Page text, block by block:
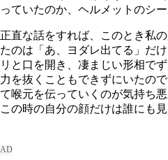
っていたのか、ヘルメットのシ
正直な話をすれば、このとき私
たのは「あ、ヨダレ出てる」だ
リと口を開き、凄まじい形相で
力を抜くこともできずにいたの
て喉元を伝っていくのが気持ち
この時の自分の顔だけは誰にも見